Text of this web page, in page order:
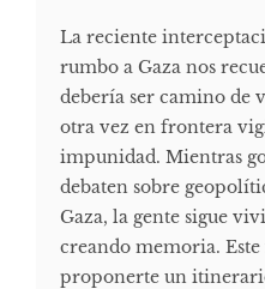
La reciente
rumbo a Gaza nos
debería ser camino de
otra vez en frontera
impunidad. Mientras
debaten sobre
Gaza, la gente sigue
creando memoria.
proponerte un